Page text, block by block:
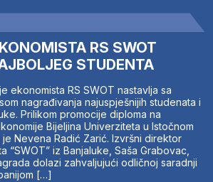
RS SWOT
STUDENTA
ekonomista RS SWOT nastavlja sa
nagrađivanja najuspješnijih studenata i
Prilikom promocije diploma na
Bijeljina Univerziteta u Istočnom
Nevena Radić Zarić. Izvršni direktor
“SWOT” iz Banjaluke, Saša Grabovac,
dolazi zahvaljujući odličnoj saradnji
[…]